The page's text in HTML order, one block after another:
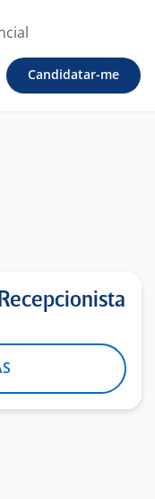
Candidatar-me